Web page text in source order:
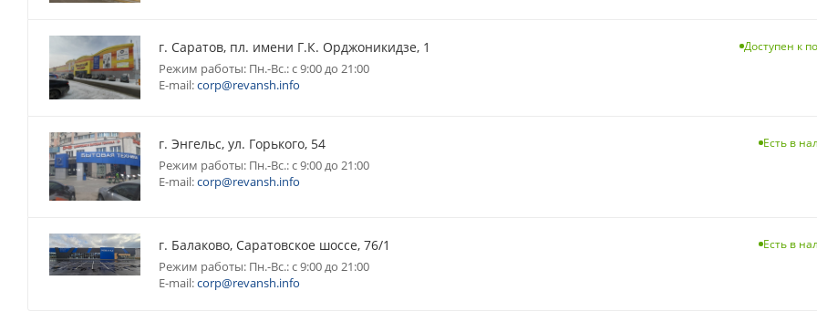
г. Саратов, пл. имени Г.К. Орджоникидзе, 1
Режим работы: Пн.-Вс.: с 9:00 до 21:00
E-mail:corp@revansh.info
Доступен к
г. Энгельс, ул. Горького, 54
Режим работы: Пн.-Вс.: с 9:00 до 21:00
E-mail:corp@revansh.info
Есть в
г. Балаково, Саратовское шоссе, 76/1
Режим работы: Пн.-Вс.: с 9:00 до 21:00
E-mail:corp@revansh.info
Есть в